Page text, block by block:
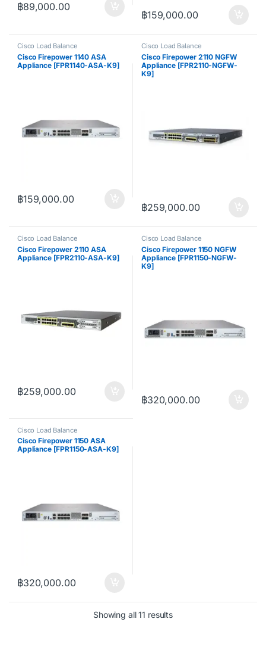
฿89,000.00
฿159,000.00
Cisco Load Balance
Cisco Firepower 1140 ASA
Appliance [FPR1140-ASA-K9]
฿159,000.00
Cisco Load Balance
Cisco Firepower 2110 NGFW
Appliance [FPR2110-NGFW-
K9]
฿259,000.00
Cisco Load Balance
Cisco Firepower 2110 ASA
Appliance [FPR2110-ASA-K9]
฿259,000.00
Cisco Load Balance
Cisco Firepower 1150 NGFW
Appliance [FPR1150-NGFW-
K9]
฿320,000.00
Cisco Load Balance
Cisco Firepower 1150 ASA
Appliance [FPR1150-ASA-K9]
฿320,000.00
Showing all 11 resultsSorted by price: low to